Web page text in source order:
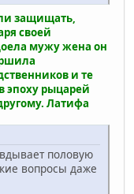
защищать,
своей
мужу жена он
и те
эпоху рыцарей
Латифа
половую
вопросы даже